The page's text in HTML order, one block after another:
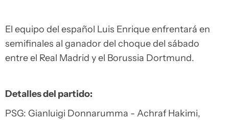
El equipo del español Luis Enrique enfrentará en
semifinales al ganador del choque del sábado
entre el Real Madrid y el Borussia Dortmund.
Detalles del partido:
PSG: Gianluigi Donnarumma - Achraf Hakimi,